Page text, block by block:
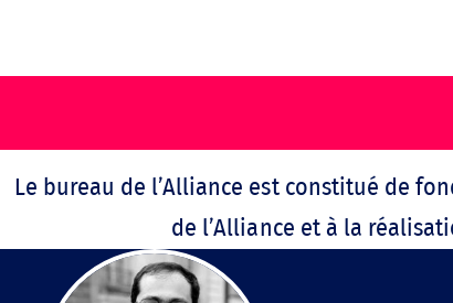
Le bureau de l’Alliance est constitué de
de l’Alliance et à la